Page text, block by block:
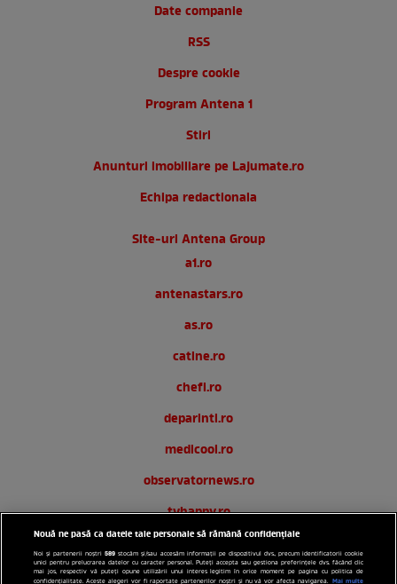
Date companie
RSS
Despre cookie
Program Antena 1
Stiri
Anunturi imobiliare pe Lajumate.ro
Echipa redactionala
Site-uri Antena Group
a1.ro
antenastars.ro
as.ro
catine.ro
chefi.ro
deparinti.ro
medicool.ro
observatornews.ro
tvhappy.ro
useit.ro
zutv.ro
Nouă ne pasă ca datele tale personale să rămână confidențiale
Noi și partenerii noștri589 stocăm și/sau accesăm informații pe dispozitivul dvs., precum identificatorii cookie
unici pentru prelucrarea datelor cu caracter personal. Puteți accepta sau gestiona preferințele dvs. făcând clic
mai jos, respectiv vă puteți opune utilizării unui interes legitim în orice moment pe pagina cu politica de
confidențialitate. Aceste alegeri vor fi raportate partenerilor noștri și nu vă vor afecta navigarea. Mai multe